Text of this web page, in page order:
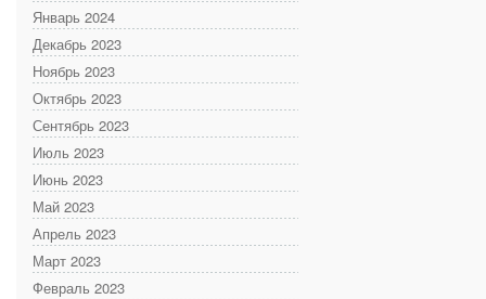
Январь 2024
Декабрь 2023
Ноябрь 2023
Октябрь 2023
Сентябрь 2023
Июль 2023
Июнь 2023
Май 2023
Апрель 2023
Март 2023
Февраль 2023